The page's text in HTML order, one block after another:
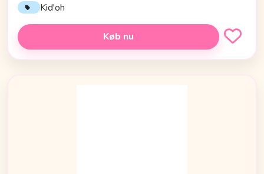
Kid'oh
Køb nu